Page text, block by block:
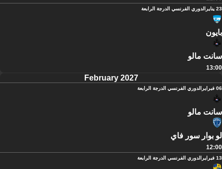
23 يناير الدوري الفرنسي الدرجة الرابعة
بايون
سانت مالو
13:00
February 2027
06 فبراير الدوري الفرنسي الدرجة الرابعة
سانت مالو
لو بوار سور فاي
12:00
13 فبراير الدوري الفرنسي الدرجة الرابعة